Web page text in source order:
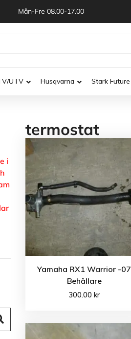
Mån-Fre 08.00-17.00
UTV Husqvarna Stark Future
i
termostat
Yamaha RX1 Warrior -07
Behållare
300.00kr